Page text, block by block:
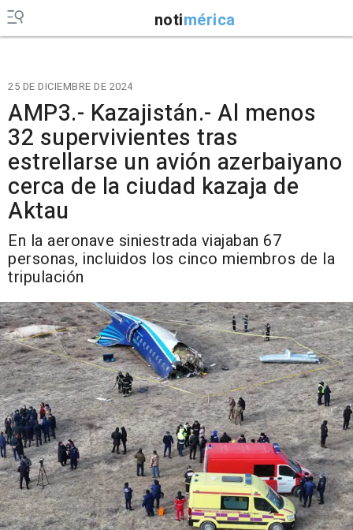
notimérica
25 DE DICIEMBRE DE 2024
AMP3.- Kazajistán.- Al menos
32 supervivientes tras
estrellarse un avión azerbaiyano
cerca de la ciudad kazaja de
Aktau
En la aeronave siniestrada viajaban 67
personas, incluidos los cinco miembros de la
tripulación